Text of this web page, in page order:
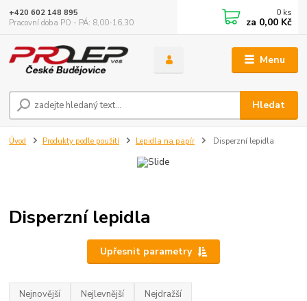
Menu
Hledat
+420 602 148 895
Pracovní doba PO - PÁ: 8,00-16,30
0 ks
za 0,00 Kč
Úvod Produkty podle použití Lepidla na papír Disperzní lepidla
Disperzní lepidla
Upřesnit parametry
Nejnovější Nejlevnější Nejdražší